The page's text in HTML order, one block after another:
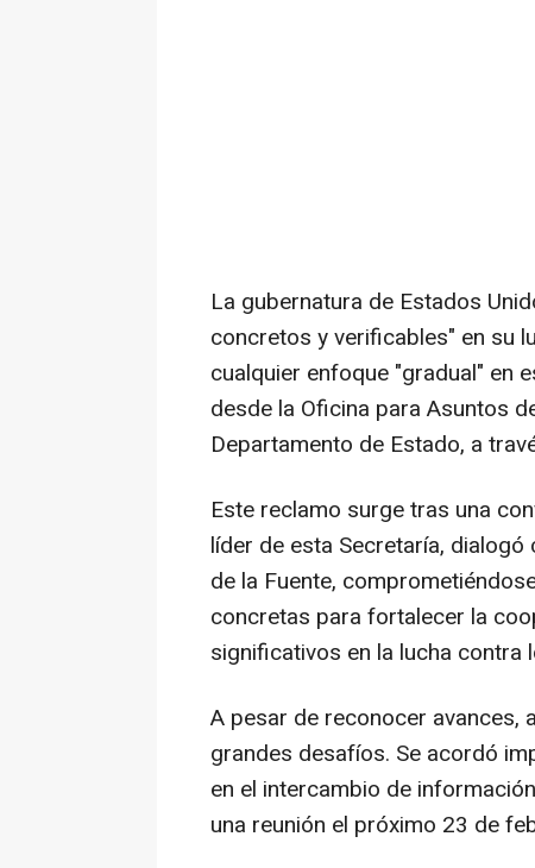
La gubernatura de Estados
concretos y verificables" en su
cualquier enfoque "gradual" en
desde la Oficina para Asuntos
Departamento de Estado, a
Este reclamo surge tras una
líder de esta Secretaría,
de la Fuente,
concretas para fortalecer la
significativos en la lucha contra
A pesar de reconocer avances,
grandes desafíos. Se acordó
en el intercambio de
una reunión el próximo 23 de